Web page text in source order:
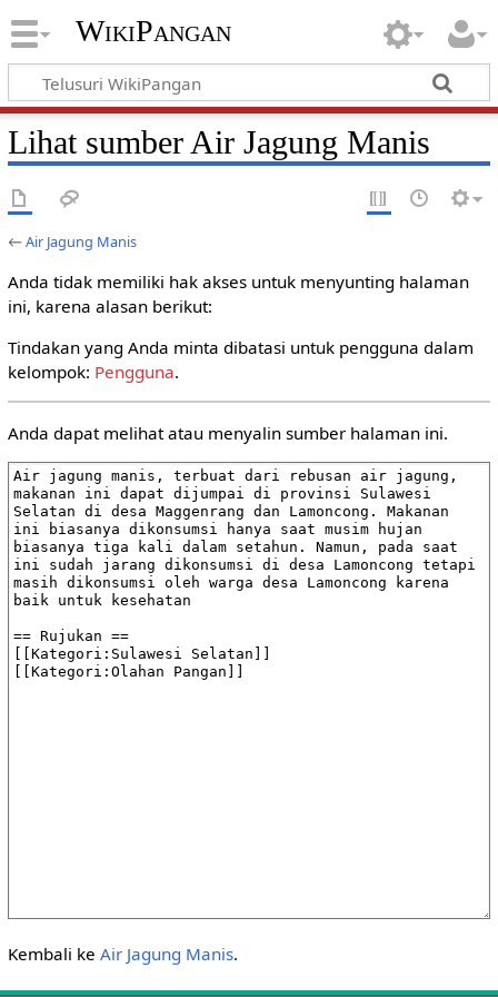
WikiPangan
Lihat sumber Air Jagung Manis
←Air Jagung Manis
Anda tidak memiliki hak akses untuk menyunting halaman
ini, karena alasan berikut:
Tindakan yang Anda minta dibatasi untuk pengguna dalam
kelompok: Pengguna.
Anda dapat melihat atau menyalin sumber halaman ini.
Kembali ke Air Jagung Manis.